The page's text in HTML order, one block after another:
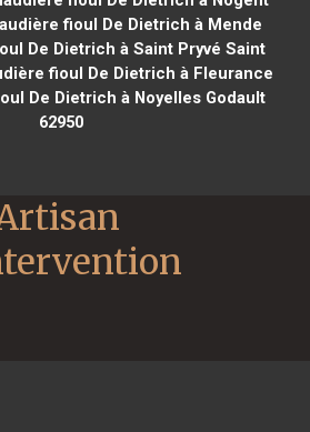
fioul De Dietrich à Mende
De Dietrich à Saint Pryvé Saint
fioul De Dietrich à Fleurance
De Dietrich à Noyelles Godault
62950